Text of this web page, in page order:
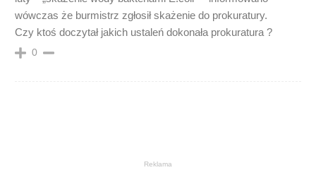
wówczas że burmistrz zgłosił skażenie do prokuratury.
Czy ktoś doczytał jakich ustaleń dokonała prokuratura ?
0
Reklama